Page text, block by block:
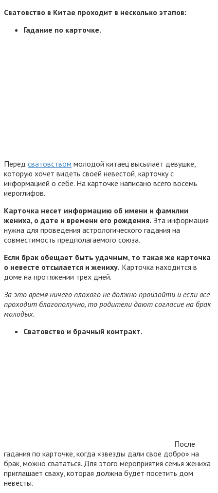
Сватовство в Китае проходит в несколько этапов:
Гадание по карточке.
Перед сватовством молодой китаец высылает девушке,
которую хочет видеть своей невестой, карточку с
информацией о себе. На карточке написано всего восемь
иероглифов.
Карточка несет информацию об имени и фамилии
жениха, о дате и времени его рождения. Эта информация
нужна для проведения астрологического гадания на
совместимость предполагаемого союза.
Если брак обещает быть удачным, то такая же карточка
о невесте отсылается и жениху. Карточка находится в
доме на протяжении трех дней.
За это время ничего плохого не должно произойти и если все
проходит благополучно, то родители дают согласие на брак
молодых.
Сватовство и брачный контракт.
После
гадания по карточке, когда «звезды дали свое добро» на
брак, можно свататься. Для этого мероприятия семья жениха
приглашает сваху, которая должна будет посетить дом
невесты.